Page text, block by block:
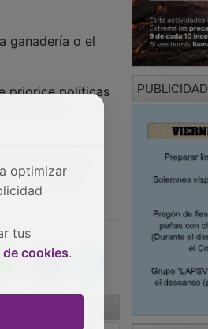
ganadería o el
priorice políticas
la
seguir siendo
del medio
PUBLICIDAD
optimizar
tus
de cookies.